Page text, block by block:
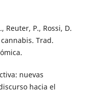
Reuter, P., Rossi, D.
Trad.
nuevas
hacia el